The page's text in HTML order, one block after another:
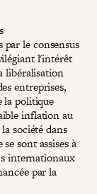
par le consensus
l'intérêt
libéralisation
entreprises,
la politique
inflation au
société dans
sont assises à
internationaux
par la